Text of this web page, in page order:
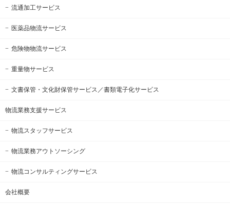
流通加工サービス
医薬品物流サービス
危険物物流サービス
重量物サービス
文書保管・文化財保管サービス ／書類電子化サービス
物流業務支援サービス
物流スタッフサービス
物流業務アウトソーシング
物流コンサルティングサービス
会社概要